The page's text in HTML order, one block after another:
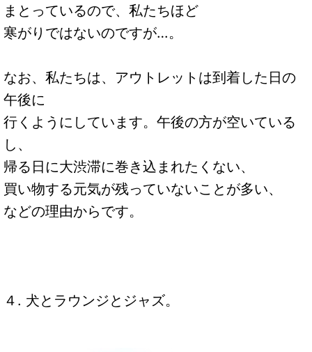
まとっているので、私たちほど
寒がりではないのですが…。
なお、私たちは、アウトレットは到着した日の
午後に
行くようにしています。午後の方が空いている
し、
帰る日に大渋滞に巻き込まれたくない、
買い物する元気が残っていないことが多い、
などの理由からです。
４. 犬とラウンジとジャズ。